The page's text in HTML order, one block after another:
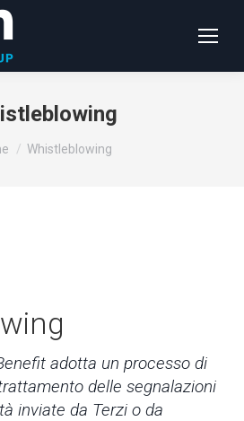
qui:
Whistleblowing
adotta un processo di
delle segnalazioni
inviate da Terzi o da